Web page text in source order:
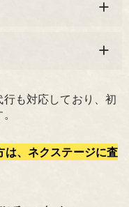
も対応しており、初
は、ネクステージに査